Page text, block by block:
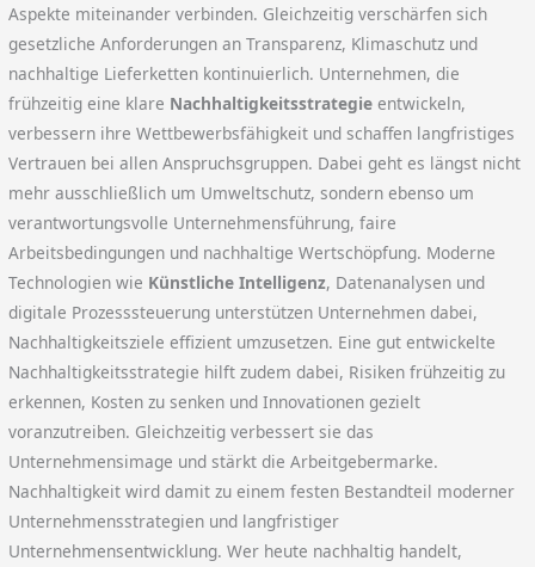
Aspekte miteinander verbinden. Gleichzeitig verschärfen sich
gesetzliche Anforderungen an Transparenz, Klimaschutz und
nachhaltige Lieferketten kontinuierlich. Unternehmen, die
frühzeitig eine klare Nachhaltigkeitsstrategie entwickeln,
verbessern ihre Wettbewerbsfähigkeit und schaffen langfristiges
Vertrauen bei allen Anspruchsgruppen. Dabei geht es längst nicht
mehr ausschließlich um Umweltschutz, sondern ebenso um
verantwortungsvolle Unternehmensführung, faire
Arbeitsbedingungen und nachhaltige Wertschöpfung. Moderne
Technologien wie Künstliche Intelligenz, Datenanalysen und
digitale Prozesssteuerung unterstützen Unternehmen dabei,
Nachhaltigkeitsziele effizient umzusetzen. Eine gut entwickelte
Nachhaltigkeitsstrategie hilft zudem dabei, Risiken frühzeitig zu
erkennen, Kosten zu senken und Innovationen gezielt
voranzutreiben. Gleichzeitig verbessert sie das
Unternehmensimage und stärkt die Arbeitgebermarke.
Nachhaltigkeit wird damit zu einem festen Bestandteil moderner
Unternehmensstrategien und langfristiger
Unternehmensentwicklung. Wer heute nachhaltig handelt,